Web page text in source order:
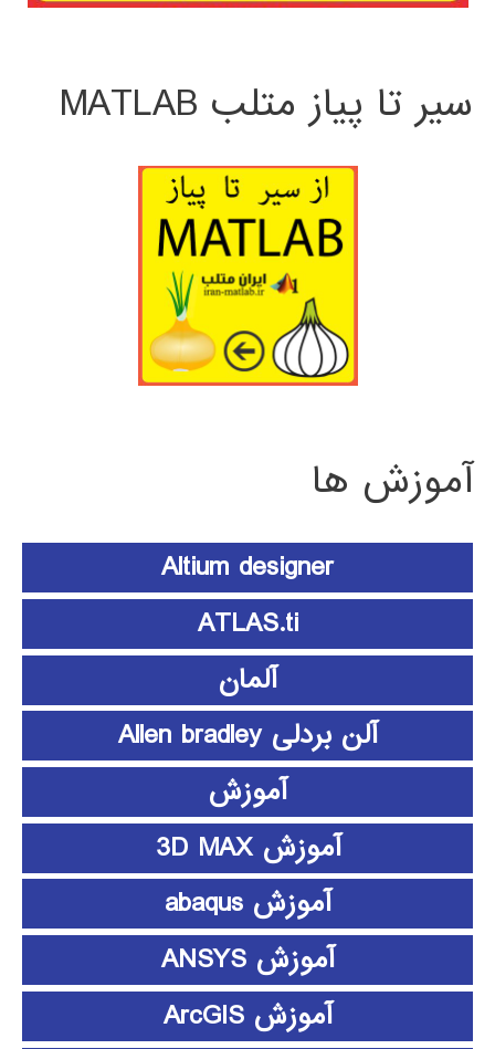
سیر تا پیاز متلب MATLAB
آموزش ها
Altium designer
ATLAS.ti
آلمان
آلن بردلی Allen bradley
آموزش
آموزش 3D MAX
آموزش abaqus
آموزش ANSYS
آموزش ArcGIS